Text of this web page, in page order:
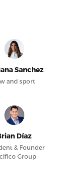
Sanchez
and sport
Díaz
& Founder
Group